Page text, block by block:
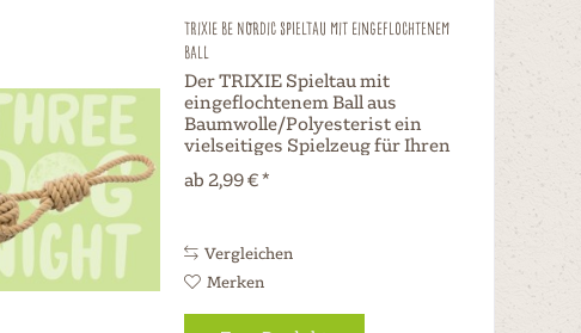
TRIXIE BE NORDIC Spieltau mit eingeflochtenem
Ball
Der TRIXIE Spieltau mit
eingeflochtenem Ball aus
Baumwolle/Polyesterist ein
vielseitiges Spielzeug für Ihren
von 7 cm (Ball) und 20 cm
cm in der Gesamtlänge...
ab 2,99 € *
Vergleichen
Merken